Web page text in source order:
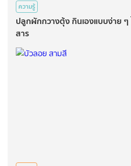
ความรู้
ปลูกผักกวางตุ้ง กินเองแบบง่าย ๆ
สาร